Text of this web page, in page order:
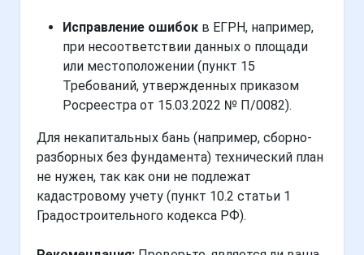
Исправление ошибок в ЕГРН, например,
при несоответствии данных о площади
или местоположении (пункт 15
Требований, утвержденных приказом
Росреестра от 15.03.2022 № П/0082).
Для некапитальных бань (например, сборно-
разборных без фундамента) технический план
не нужен, так как они не подлежат
кадастровому учету (пункт 10.2 статьи 1
Градостроительного кодекса РФ).